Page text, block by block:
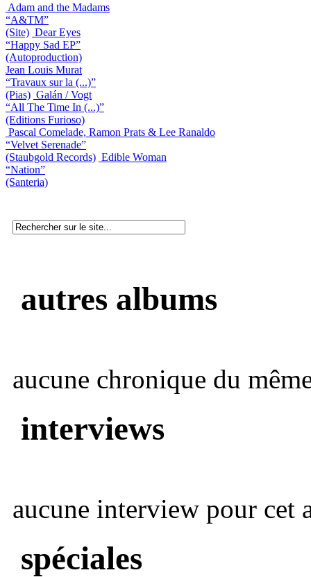
Adam and the Madams
“A&TM”
(Site) Dear Eyes
“Happy Sad EP”
(Autoproduction)
Jean Louis Murat
“Travaux sur la (...)”
(Pias) Galán / Vogt
“All The Time In (...)”
(Editions Furioso)
Pascal Comelade, Ramon Prats & Lee Ranaldo
“Velvet Serenade”
(Staubgold Records) Edible Woman
“Nation”
(Santeria)
autres albums
aucune chronique du
interviews
aucune interview pour cet
spéciales